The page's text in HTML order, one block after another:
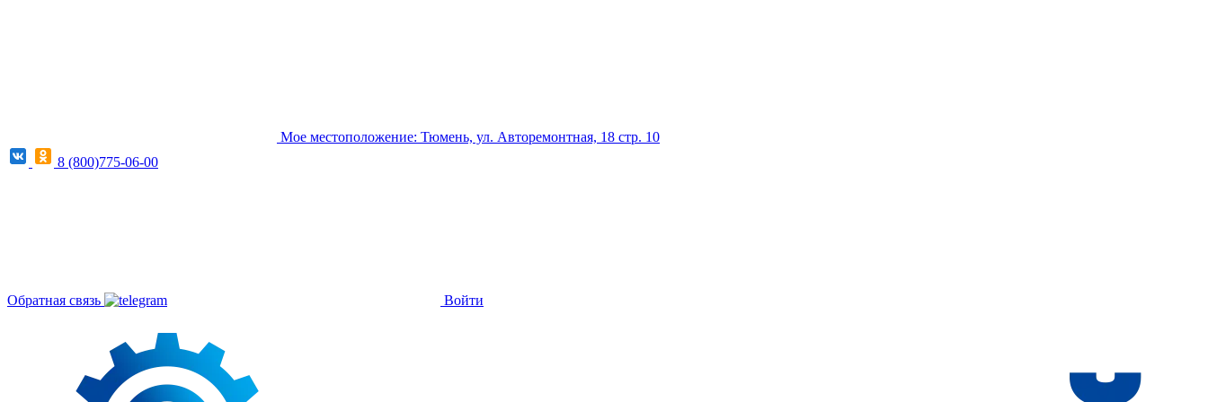
Мое местоположение: Тюмень, ул. Авторемонтная, 18 стр. 10
8 (800)775-06-00
Обратная связь Войти